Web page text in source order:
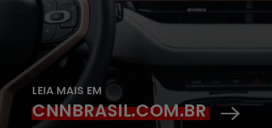
LEIA MAIS EM
CNNBRASIL.COM.BR